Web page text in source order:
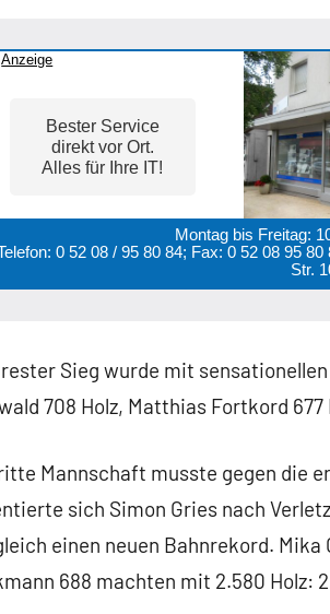
Anzeige
Bester Service
direkt vor Ort.
Alles für Ihre IT!
Montag bis Freitag:
0 52 08 / 95 80 84; Fax: 0 52 08 95
Str.
Sieg wurde mit
708 Holz, Matthias Fortkord
Mannschaft musste gegen die
sich Simon Gries nach
einen neuen Bahnrekord. Mika
688 machten mit 2.580 Holz: